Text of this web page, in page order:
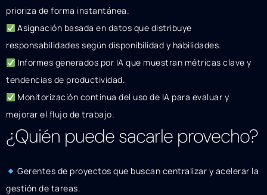
prioriza de forma instantánea.
Asignación basada en datos que distribuye
responsabilidades según disponibilidad y habilidades.
Informes generados por IA que muestran métricas clave y
tendencias de productividad.
Monitorización continua del uso de IA para evaluar y
mejorar el flujo de trabajo.
¿Quién puede sacarle provecho?
Gerentes de proyectos que buscan centralizar y acelerar la
gestión de tareas.